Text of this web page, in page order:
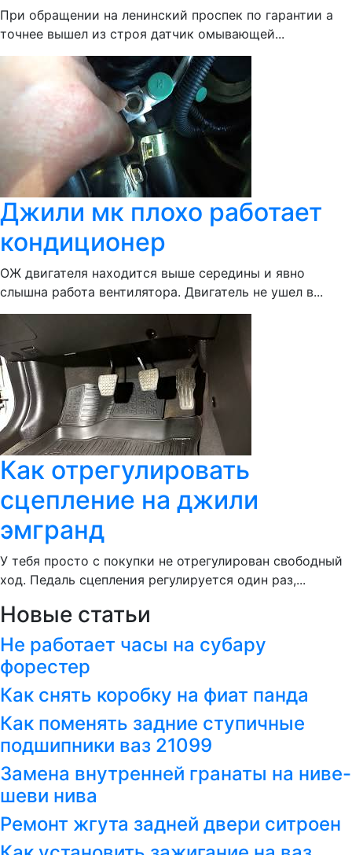
При обращении на ленинский проспек по гарантии а
точнее вышел из строя датчик омывающей...
Джили мк плохо работает
кондиционер
ОЖ двигателя находится выше середины и явно
слышна работа вентилятора. Двигатель не ушел в...
Как отрегулировать
сцепление на джили
эмгранд
У тебя просто с покупки не отрегулирован свободный
ход. Педаль сцепления регулируется один раз,...
Новые статьи
Не работает часы на субару
форестер
Как снять коробку на фиат панда
Как поменять задние ступичные
подшипники ваз 21099
Замена внутренней гранаты на ниве-
шеви нива
Ремонт жгута задней двери ситроен